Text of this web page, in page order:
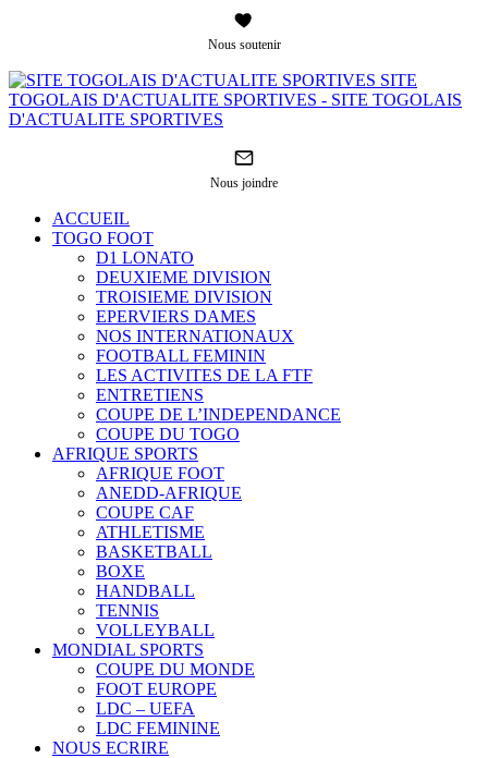
Nous soutenir
SITE
TOGOLAIS D'ACTUALITE SPORTIVES - SITE TOGOLAIS
D'ACTUALITE SPORTIVES
Nous joindre
ACCUEIL
TOGO FOOT
D1 LONATO
DEUXIEME DIVISION
TROISIEME DIVISION
EPERVIERS DAMES
NOS INTERNATIONAUX
FOOTBALL FEMININ
LES ACTIVITES DE LA FTF
ENTRETIENS
COUPE DE L’INDEPENDANCE
COUPE DU TOGO
AFRIQUE SPORTS
AFRIQUE FOOT
ANEDD-AFRIQUE
COUPE CAF
ATHLETISME
BASKETBALL
BOXE
HANDBALL
TENNIS
VOLLEYBALL
MONDIAL SPORTS
COUPE DU MONDE
FOOT EUROPE
LDC – UEFA
LDC FEMININE
NOUS ECRIRE